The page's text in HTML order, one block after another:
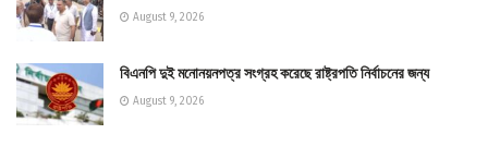
August 9, 2026
বিএনপি দুই মনোনয়নপত্র সংগ্রহ করেছে রাষ্ট্রপতি নির্বাচনের জন্য
August 9, 2026